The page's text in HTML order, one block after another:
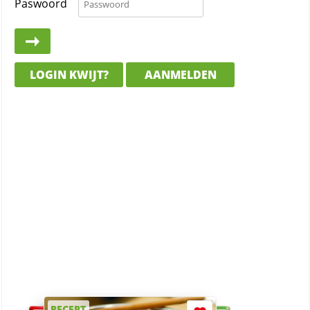
Paswoord
LOGIN KWIJT? AANMELDEN